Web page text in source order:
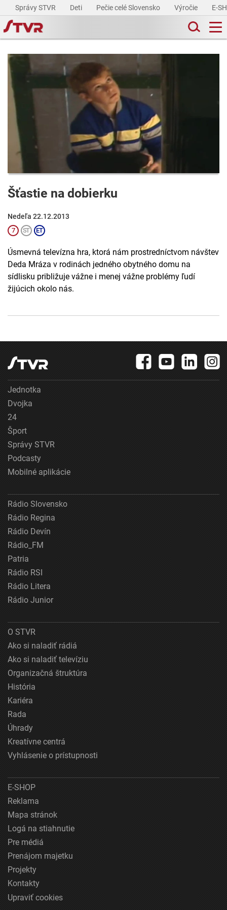
Správy STVR Deti Pečie celé Slovensko Výročie E-
Šťastie na dobierku
Nedeľa 22.12.2013
Úsmevná televízna hra, ktorá nám prostredníctvom návštev
Deda Mráza v rodinách jedného obytného domu na
sídlisku približuje vážne i menej vážne problémy ľudí
žijúcich okolo nás.
Jednotka
Dvojka
24
Šport
Správy STVR
Podcasty
Mobilné aplikácie
Rádio Slovensko
Rádio Regina
Rádio Devín
Rádio_FM
Patria
Rádio RSI
Rádio Litera
Rádio Junior
O STVR
Ako si naladiť rádiá
Ako si naladiť televíziu
Organizačná štruktúra
História
Kariéra
Rada
Úhrady
Kreatívne centrá
Vyhlásenie o prístupnosti
E-SHOP
Reklama
Mapa stránok
Logá na stiahnutie
Pre médiá
Prenájom majetku
Projekty
Kontakty
Upraviť cookies